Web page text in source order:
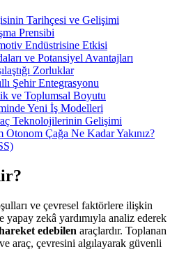
Tarihçesi ve Gelişimi
Prensibi
Endüstrisine Etkisi
ve Potansiyel Avantajları
Zorluklar
Şehir Entegrasyonu
ve Toplumsal Boyutu
Yeni İş Modelleri
Teknolojilerinin Gelişimi
Çağa Ne Kadar Yakınız?
ve çevresel faktörlere ilişkin
zekâ yardımıyla analiz ederek
edebilen araçlardır. Toplanan
araç, çevresini algılayarak güvenli